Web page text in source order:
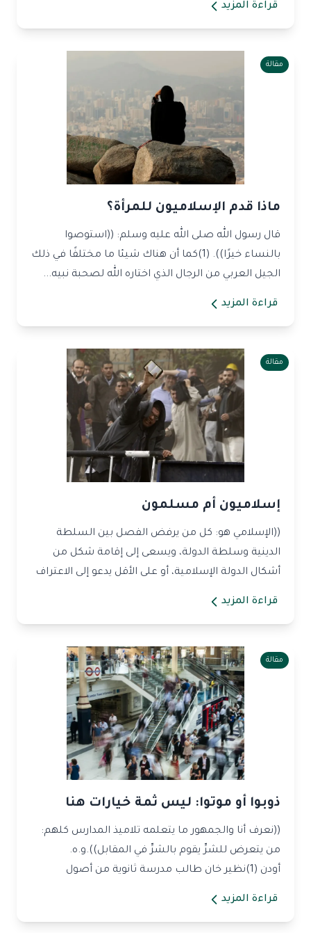
قراءة المزيد
مقالة
ماذا قدم الإسلاميون للمرأة؟
قال رسول الله صلى الله عليه وسلم: ((استوصوا
بالنساء خيرًا)). (1)كما أن هناك شيئا ما مختلفًا في ذلك
الجيل العربي من الرجال الذي اختاره الله لصحبة نبيه...
قراءة المزيد
مقالة
إسلاميون أم مسلمون
((الإسلامي هو: كل من يرفض الفصل بين السلطة
الدينية وسلطة الدولة، ويسعى إلى إقامة شكل من
أشكال الدولة الإسلامية، أو على الأقل يدعو إلى الاعتراف
قراءة المزيد
مقالة
ذوبوا أو موتوا: ليس ثمة خيارات هنا
((نعرف أنا والجمهور ما يتعلمه تلاميذ المدارس كلهم:
من يتعرض للشرِّ يقوم بالشرِّ في المقابل)).و.ه.
أودن (1)نظير خان طالب مدرسة ثانوية من أصول
قراءة المزيد